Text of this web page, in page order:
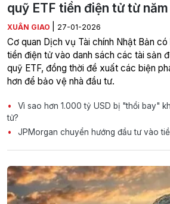
quỹ ETF tiền điện tử từ
XUÂN GIAO 27-01-2026
Cơ quan Dịch vụ Tài chính Nhật Bản
tiền điện tử vào danh sách các tài sản
quỹ ETF, đồng thời đề xuất các biện
hơn để bảo vệ nhà đầu tư.
Vì sao hơn 1.000 tỷ USD bị "thổi bay"
tử?
JPMorgan chuyển hướng đầu tư vào